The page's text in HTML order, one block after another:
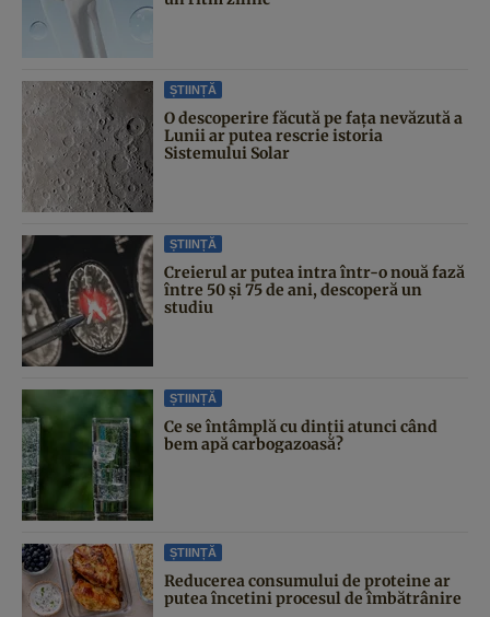
ȘTIINȚĂ
O descoperire făcută pe fața nevăzută a
Lunii ar putea rescrie istoria
Sistemului Solar
ȘTIINȚĂ
Creierul ar putea intra într-o nouă fază
între 50 și 75 de ani, descoperă un
studiu
ȘTIINȚĂ
Ce se întâmplă cu dinții atunci când
bem apă carbogazoasă?
ȘTIINȚĂ
Reducerea consumului de proteine ar
putea încetini procesul de îmbătrânire